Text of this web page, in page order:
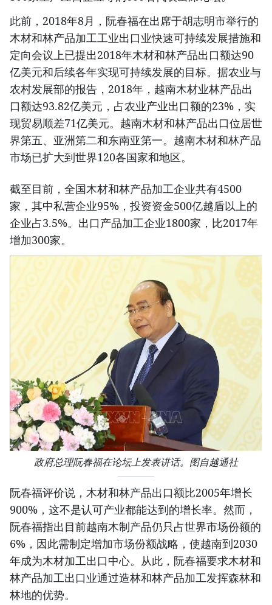
此前，2018年8月，阮春福在出席于胡志明市举行的
木材和林产品加工工业出口业快速可持续发展措施和
定向会议上已提出2018年木材和林产品出口额达90
亿美元和后续各年实现可持续发展的目标。据农业与
农村发展部的报告，2018年，越南木材业林产品出
口额达93.82亿美元，占农业产业出口额的23%，实
现贸易顺差71亿美元。越南木材和林产品出口位居世
界第五、亚洲第二和东南亚第一。越南木材和林产品
市场已扩大到世界120各国家和地区。
截至目前，全国木材和林产品加工企业共有4500
家，其中私营企业95%，投资资金500亿越盾以上的
企业占3.5%。出口产品加工企业1800家，比2017年
增加300家。
政府总理阮春福在论坛上发表讲话。图自越通社
阮春福评价说，木材和林产品出口额比2005年增长
900%，这不是认可产业都能达到的增长率。然而，
阮春福指出目前越南木制产品仍只占世界市场份额的
6%，因此需制定增加市场份额战略，使越南到2030
年成为木材加工出口中心。从此，阮春福要求木材和
林产品加工出口业通过造林和林产品加工发挥森林和
林地的优势。